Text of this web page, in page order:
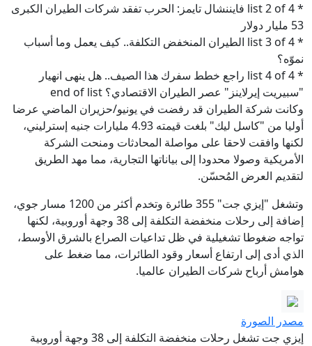
* list 2 of 4 فايننشال تايمز: الحرب تفقد شركات الطيران الكبرى
53 مليار دولار
* list 3 of 4 الطيران المنخفض التكلفة.. كيف يعمل وما أسباب
نموّه؟
* list 4 of 4 راجع خطط سفرك هذا الصيف.. هل ينهى انهيار
"سبيريت إيرلاينز" عصر الطيران الاقتصادي؟ end of list
وكانت شركة الطيران قد رفضت في يونيو/حزيران الماضي عرضا
أوليا من "كاسل ليك" بلغت قيمته 4.93 مليارات جنيه إسترليني،
لكنها وافقت لاحقا على مواصلة المحادثات ومنحت الشركة
الأمريكية وصولا محدودا إلى بياناتها التجارية، مما مهد الطريق
لتقديم العرض المُحسّن.
وتشغل "إيزي جت" 355 طائرة وتخدم أكثر من 1200 مسار جوي،
إضافة إلى رحلات منخفضة التكلفة إلى 38 وجهة أوروبية، لكنها
تواجه ضغوطا تشغيلية في ظل تداعيات الصراع بالشرق الأوسط،
الذي أدى إلى ارتفاع أسعار وقود الطائرات، مما ضغط على
هوامش أرباح شركات الطيران عالميا.
مصدر الصورة
إيزي جت تشغل رحلات منخفضة التكلفة إلى 38 وجهة أوروبية